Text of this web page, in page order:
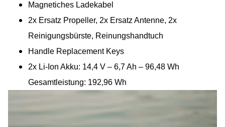
Magnetiches Ladekabel
2x Ersatz Propeller, 2x Ersatz Antenne, 2x
Reinigungsbürste, Reinungshandtuch
Handle Replacement Keys
2x Li-Ion Akku: 14,4 V – 6,7 Ah – 96,48 Wh
Gesamtleistung: 192,96 Wh